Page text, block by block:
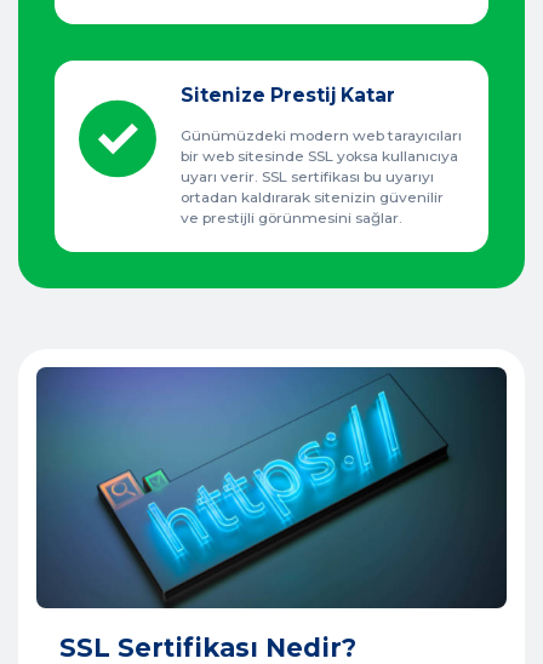
Sitenize Prestij Katar
Günümüzdeki modern web tarayıcıları
bir web sitesinde SSL yoksa kullanıcıya
uyarı verir. SSL sertifikası bu uyarıyı
ortadan kaldırarak sitenizin güvenilir
ve prestijli görünmesini sağlar.
SSL Sertifikası Nedir?